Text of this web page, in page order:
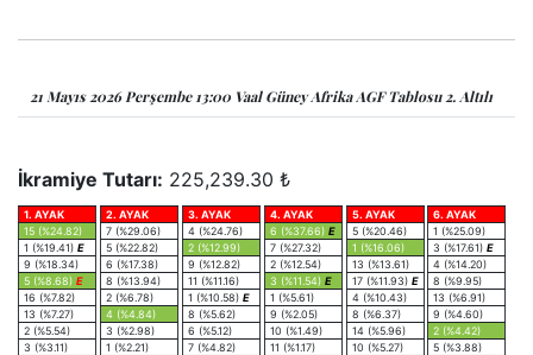
21 Mayıs 2026 Perşembe 13:00 Vaal Güney Afrika AGF Tablosu 2. Altılı
İkramiye Tutarı: 225,239.30 ₺
1. AYAK
15 (%24.82)
1 (%19.41) E
9 (%18.34)
5 (%8.68) E
16 (%7.82)
13 (%7.27)
2 (%5.54)
3 (%3.11)
2. AYAK
7 (%29.06)
5 (%22.82)
6 (%17.38)
8 (%13.94)
2 (%6.78)
4 (%4.84)
3 (%2.98)
1 (%2.21)
3. AYAK
4 (%24.76)
2 (%12.99)
9 (%12.82)
11 (%11.16)
1 (%10.58) E
8 (%5.62)
6 (%5.12)
7 (%4.82)
4. AYAK
6 (%37.66) E
7 (%27.32)
2 (%12.54)
3 (%11.54) E
1 (%5.61)
9 (%2.05)
10 (%1.49)
11 (%1.17)
5. AYAK
5 (%20.46)
1 (%16.06)
13 (%13.61)
17 (%11.93) E
4 (%10.43)
8 (%6.37)
14 (%5.96)
10 (%5.27)
6. AYAK
1 (%25.09)
3 (%17.61) E
4 (%14.20)
8 (%9.95)
13 (%6.91)
9 (%4.60)
2 (%4.42)
5 (%3.88)